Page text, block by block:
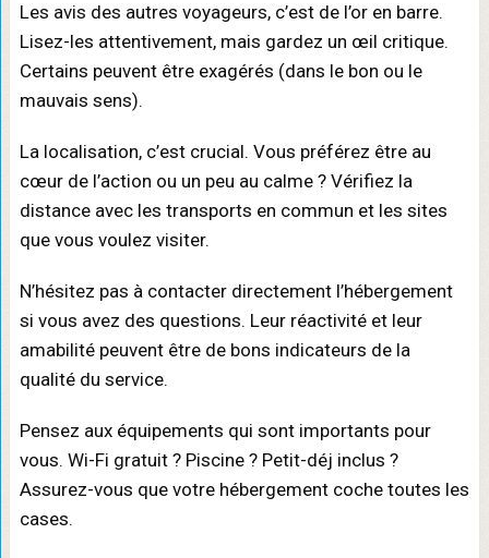
Les avis des autres voyageurs, c’est de l’or en barre.
Lisez-les attentivement, mais gardez un œil critique.
Certains peuvent être exagérés (dans le bon ou le
mauvais sens).
La localisation, c’est crucial. Vous préférez être au
cœur de l’action ou un peu au calme ? Vérifiez la
distance avec les transports en commun et les sites
que vous voulez visiter.
N’hésitez pas à contacter directement l’hébergement
si vous avez des questions. Leur réactivité et leur
amabilité peuvent être de bons indicateurs de la
qualité du service.
Pensez aux équipements qui sont importants pour
vous. Wi-Fi gratuit ? Piscine ? Petit-déj inclus ?
Assurez-vous que votre hébergement coche toutes les
cases.